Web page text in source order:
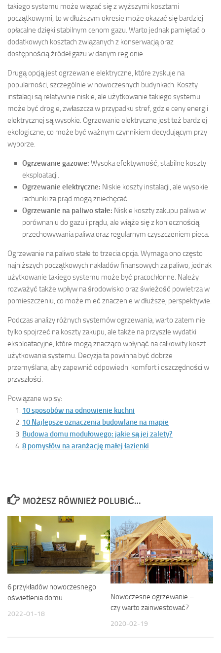
takiego systemu może wiązać się z wyższymi kosztami
początkowymi, to w dłuższym okresie może okazać się bardziej
opłacalne dzięki stabilnym cenom gazu. Warto jednak pamiętać o
dodatkowych kosztach związanych z konserwacją oraz
dostępnością źródeł gazu w danym regionie.
Drugą opcją jest ogrzewanie elektryczne, które zyskuje na
popularności, szczególnie w nowoczesnych budynkach. Koszty
instalacji są relatywnie niskie, ale użytkowanie takiego systemu
może być drogie, zwłaszcza w przypadku stref, gdzie ceny energii
elektrycznej są wysokie. Ogrzewanie elektryczne jest też bardziej
ekologiczne, co może być ważnym czynnikiem decydującym przy
wyborze.
Ogrzewanie gazowe: Wysoka efektywność, stabilne koszty
eksploatacji.
Ogrzewanie elektryczne: Niskie koszty instalacji, ale wysokie
rachunki za prąd mogą zniechęcać.
Ogrzewanie na paliwo stałe: Niskie koszty zakupu paliwa w
porównaniu do gazu i prądu, ale wiąże się z koniecznością
przechowywania paliwa oraz regularnym czyszczeniem pieca.
Ogrzewanie na paliwo stałe to trzecia opcja. Wymaga ono często
najniższych początkowych nakładów finansowych za paliwo, jednak
użytkowanie takiego systemu może być pracochłonne. Należy
rozważyć także wpływ na środowisko oraz świeżość powietrza w
pomieszczeniu, co może mieć znaczenie w dłuższej perspektywie.
Podczas analizy różnych systemów ogrzewania, warto zatem nie
tylko spojrzeć na koszty zakupu, ale także na przyszłe wydatki
eksploatacyjne, które mogą znacząco wpłynąć na całkowity koszt
użytkowania systemu. Decyzja ta powinna być dobrze
przemyślana, aby zapewnić odpowiedni komfort i oszczędności w
przyszłości.
Powiązane wpisy:
10 sposobów na odnowienie kuchni
10 Najlepsze oznaczenia budowlane na mapie
Budowa domu modułowego: jakie są jej zalety?
8 pomysłów na aranżację małej łazienki
MOŻESZ RÓWNIEŻ POLUBIĆ…
6 przykładów nowoczesnego
oświetlenia domu
2022-01-18
Nowoczesne ogrzewanie –
czy warto zainwestować?
2020-02-19